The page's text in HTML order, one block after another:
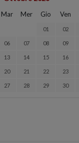
Mar Mer Gio Ven
01 02
06 07 08 09
13 14 15 16
20 21 22 23
27 28 29 30